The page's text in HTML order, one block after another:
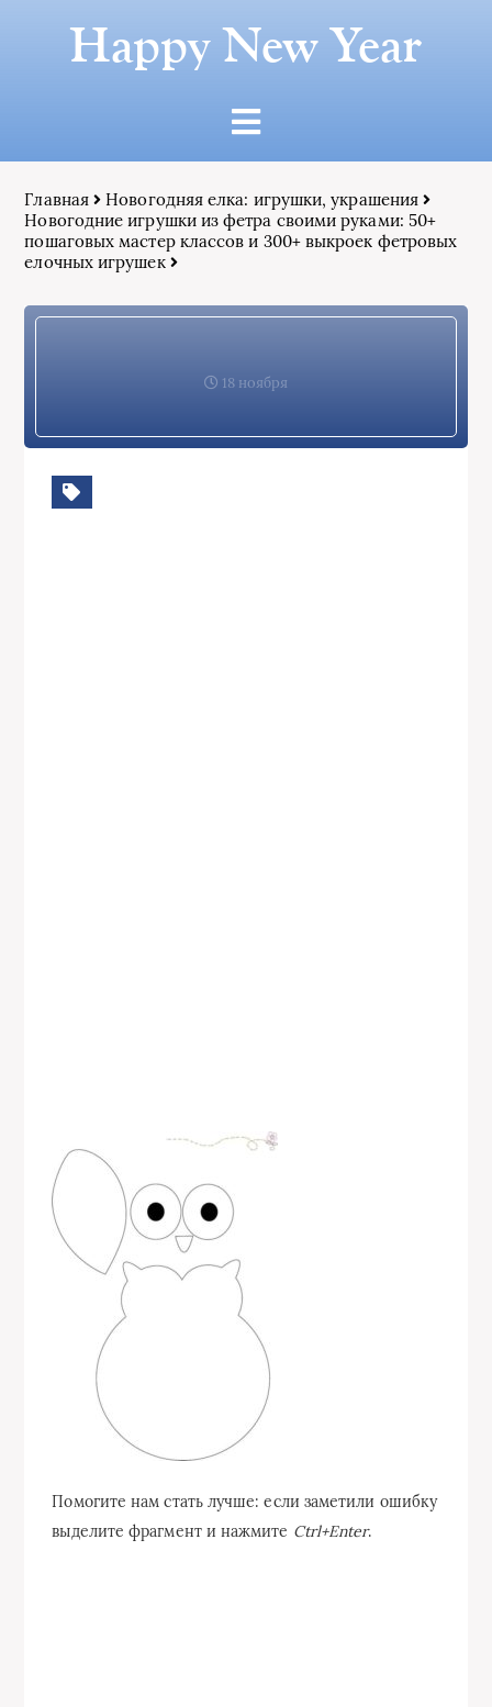
Happy New Year
Главная
Новогодняя елка: игрушки, украшения
Новогодние игрушки из фетра своими руками: 50+
пошаговых мастер классов и 300+ выкроек фетровых
елочных игрушек
18 ноября
Помогите нам стать лучше: если заметили ошибку
выделите фрагмент и нажмите Ctrl+Enter.